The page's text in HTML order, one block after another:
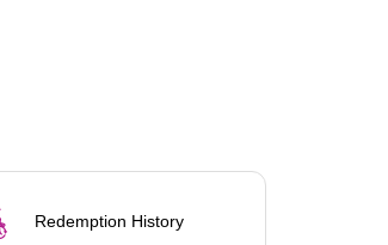
Redemption History